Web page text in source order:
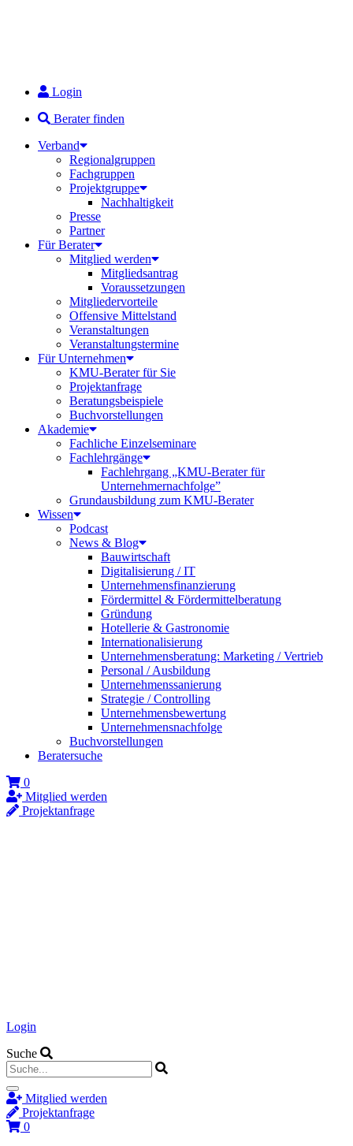
Login
Berater finden
Verband
Regionalgruppen
Fachgruppen
Projektgruppe
Nachhaltigkeit
Presse
Partner
Für Berater
Mitglied werden
Mitgliedsantrag
Voraussetzungen
Mitgliedervorteile
Offensive Mittelstand
Veranstaltungen
Veranstaltungstermine
Für Unternehmen
KMU-Berater für Sie
Projektanfrage
Beratungsbeispiele
Buchvorstellungen
Akademie
Fachliche Einzelseminare
Fachlehrgänge
Fachlehrgang „KMU-Berater für
Unternehmernachfolge”
Grundausbildung zum KMU-Berater
Wissen
Podcast
News & Blog
Bauwirtschaft
Digitalisierung / IT
Unternehmensfinanzierung
Fördermittel & Fördermittelberatung
Gründung
Hotellerie & Gastronomie
Internationalisierung
Unternehmensberatung: Marketing / Vertrieb
Personal / Ausbildung
Unternehmenssanierung
Strategie / Controlling
Unternehmensbewertung
Unternehmensnachfolge
Buchvorstellungen
Beratersuche
0
Mitglied werden
Projektanfrage
Login
Suche
Mitglied werden
Projektanfrage
0